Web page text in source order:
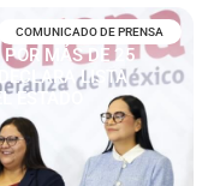
COMUNICADO DE PRENSA
POR MÁS DE 25
LISTA
ESTADO